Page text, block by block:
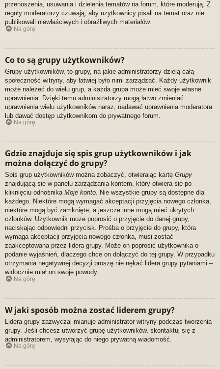
przenoszenia, usuwania i dzielenia tematów na forum, które moderują. Z
reguły moderatorzy czuwają, aby użytkownicy pisali na temat oraz nie
publikowali niewłaściwych i obraźliwych materiałów.
Na górę
Co to są grupy użytkowników?
Grupy użytkowników, to grupy, na jakie administratorzy dzielą całą
społeczność witryny, aby łatwiej było nimi zarządzać. Każdy użytkownik
może należeć do wielu grup, a każda grupa może mieć swoje własne
uprawnienia. Dzięki temu administratorzy mogą łatwo zmieniać
uprawnienia wielu użytkowników naraz, nadawać uprawnienia moderatora
lub dawać dostęp użytkownikom do prywatnego forum.
Na górę
Gdzie znajduje się spis grup użytkowników i jak
można dołączyć do grupy?
Spis grup użytkowników można zobaczyć, otwierając kartę Grupy
znajdującą się w panelu zarządzania kontem, który otwiera się po
kliknięciu odnośnika Moje konto. Nie wszystkie grupy są dostępne dla
każdego. Niektóre mogą wymagać akceptacji przyjęcia nowego członka,
niektóre mogą być zamknięte, a jeszcze inne mogą mieć ukrytych
członków. Użytkownik może poprosić o przyjęcie do danej grupy,
naciskając odpowiedni przycisk. Prośba o przyjęcie do grupy, która
wymaga akceptacji przyjęcia nowego członka, musi zostać
zaakceptowana przez lidera grupy. Może on poprosić użytkownika o
podanie wyjaśnień, dlaczego chce on dołączyć do tej grupy. W przypadku
otrzymania negatywnej decyzji proszę nie nękać lidera grupy pytaniami –
widocznie miał on swoje powody.
Na górę
W jaki sposób można zostać liderem grupy?
Lidera grupy zazwyczaj mianuje administrator witryny podczas tworzenia
grupy. Jeśli chcesz utworzyć grupę użytkowników, skontaktuj się z
administratorem, wysyłając do niego prywatną wiadomość.
Na górę